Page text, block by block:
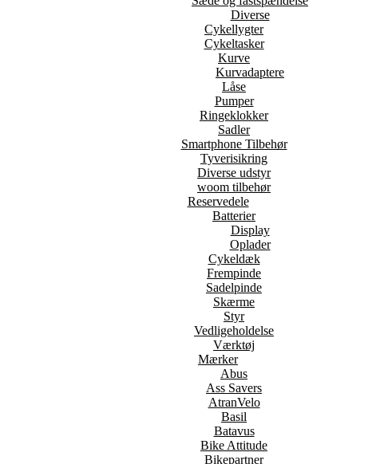
Diverse
Cykellygter
Cykeltasker
Kurve
Kurvadaptere
Låse
Pumper
Ringeklokker
Sadler
Smartphone Tilbehør
Tyverisikring
Diverse udstyr
woom tilbehør
Reservedele
Batterier
Display
Oplader
Cykeldæk
Frempinde
Sadelpinde
Skærme
Styr
Vedligeholdelse
Værktøj
Mærker
Abus
Ass Savers
AtranVelo
Basil
Batavus
Bike Attitude
Bikepartner